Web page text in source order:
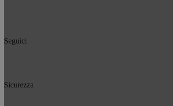
Seguici
Sicurezza